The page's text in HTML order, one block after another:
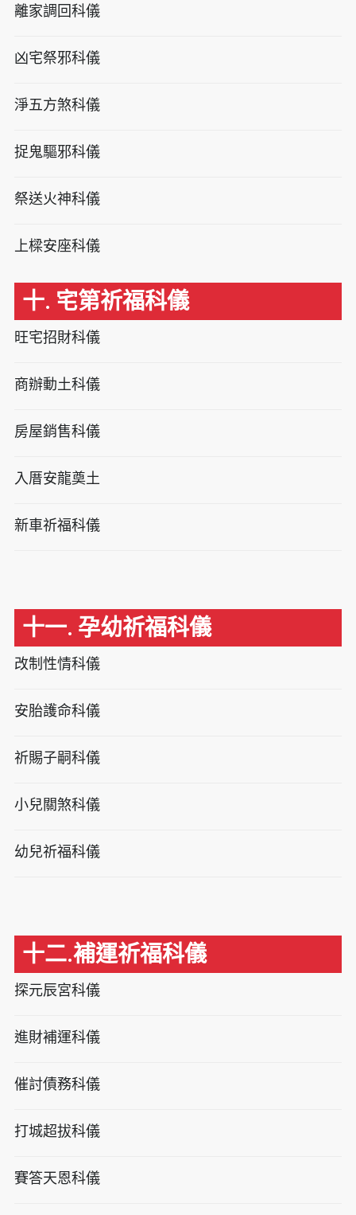
離家調回科儀
凶宅祭邪科儀
淨五方煞科儀
捉鬼驅邪科儀
祭送火神科儀
上樑安座科儀
十. 宅第祈福科儀
旺宅招財科儀
商辦動土科儀
房屋銷售科儀
入厝安龍奠土
新車祈福科儀
十一. 孕幼祈福科儀
改制性情科儀
安胎護命科儀
祈賜子嗣科儀
小兒關煞科儀
幼兒祈福科儀
十二.補運祈福科儀
探元辰宮科儀
進財補運科儀
催討債務科儀
打城超拔科儀
賽答天恩科儀